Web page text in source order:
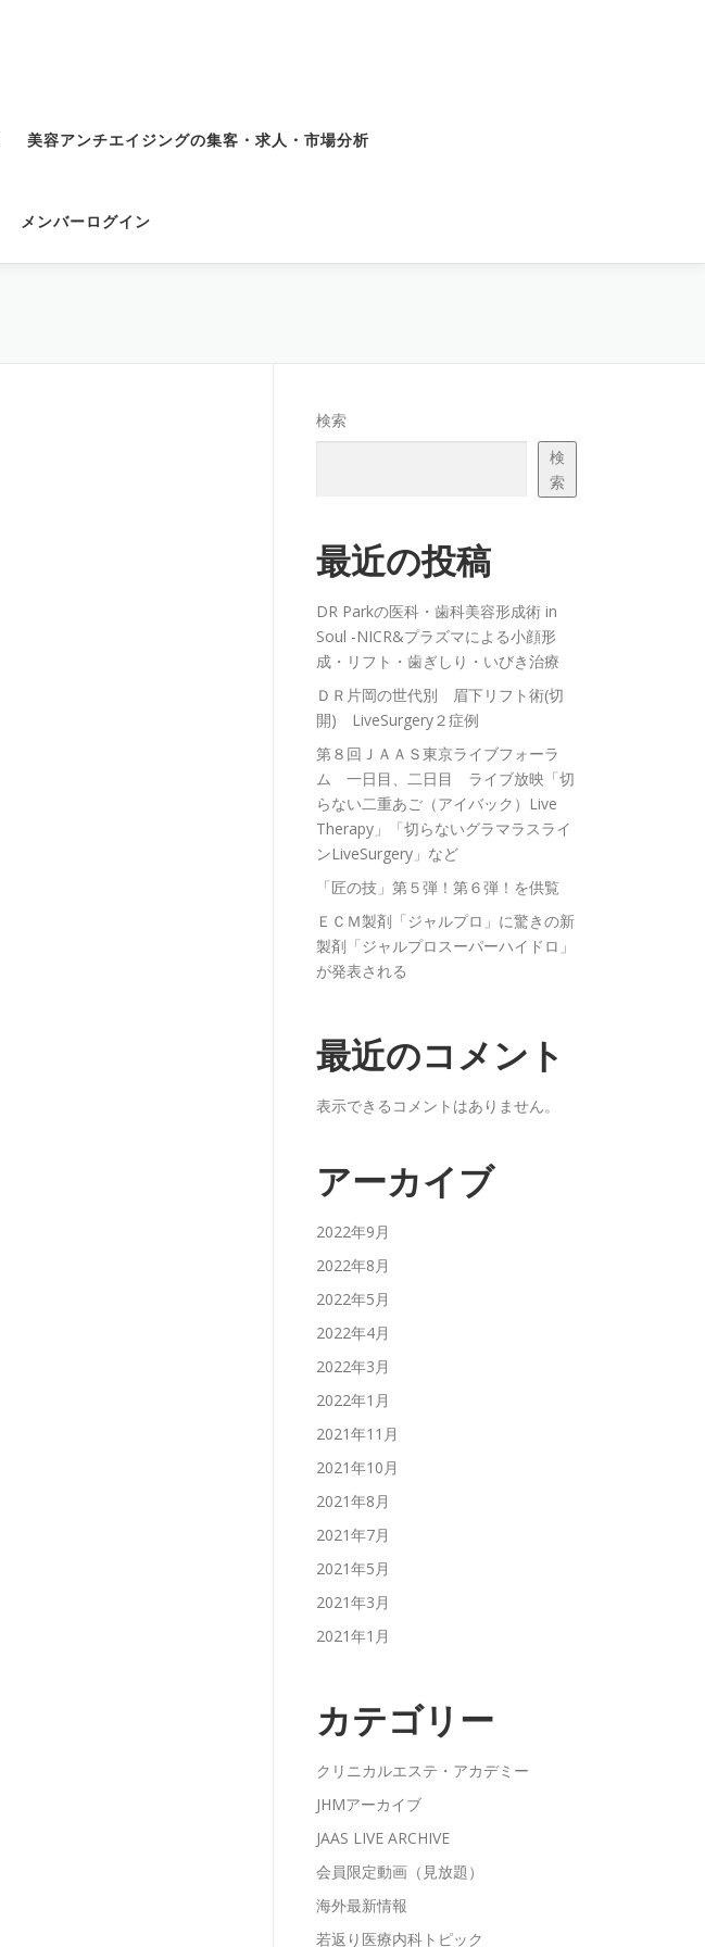
美容アンチエイジングの集客・求人・市場分析
メンバーログイン
検索
検
索
最近の投稿
DR Parkの医科・歯科美容形成術 in
Soul -NICR&プラズマによる小顔形
成・リフト・歯ぎしり・いびき治療
ＤＲ片岡の世代別 眉下リフト術(切
開) LiveSurgery２症例
第８回ＪＡＡＳ東京ライブフォーラ
ム 一日目、二日目 ライブ放映「切
らない二重あご（アイバック）Live
Therapy」「切らないグラマラスライ
ンLiveSurgery」など
「匠の技」第５弾！第６弾！を供覧
ＥＣＭ製剤「ジャルプロ」に驚きの新
製剤「ジャルプロスーパーハイドロ」
が発表される
最近のコメント
表示できるコメントはありません。
アーカイブ
2022年9月
2022年8月
2022年5月
2022年4月
2022年3月
2022年1月
2021年11月
2021年10月
2021年8月
2021年7月
2021年5月
2021年3月
2021年1月
カテゴリー
クリニカルエステ・アカデミー
JHMアーカイブ
JAAS LIVE ARCHIVE
会員限定動画（見放題）
海外最新情報
若返り医療内科トピック